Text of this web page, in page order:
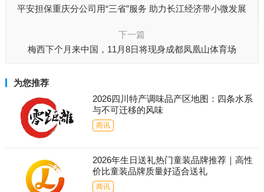
平安担保重庆分公司用“三省”服务 助力长江经济带小微发展
下一篇
梅西下个月来中国，11月8日将现身成都凤凰山体育场
为您推荐
2026四川特产调味品产区地图：四条水系
与不可迁移的风味
商讯
2026年生日送礼热门童装品牌推荐｜高性
价比童装品牌质量好适合送礼
商讯